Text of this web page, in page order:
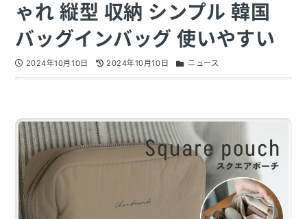
ゃれ 縦型 収納 シンプル 韓国
バッグインバッグ 使いやすい
2024年10月10日 2024年10月10日 ニュース